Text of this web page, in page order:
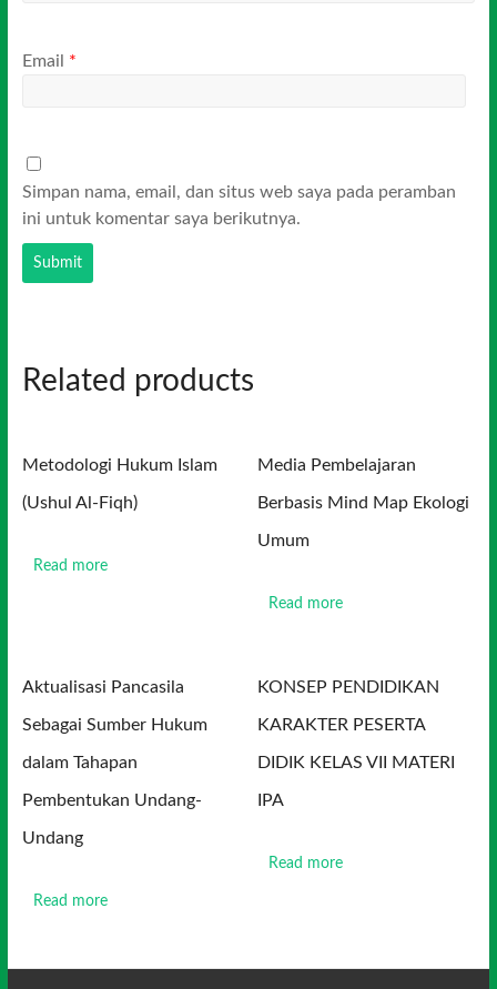
Email *
Simpan nama, email, dan situs web saya pada peramban
ini untuk komentar saya berikutnya.
Related products
Metodologi Hukum Islam
(Ushul Al-Fiqh)
Read more
Media Pembelajaran
Berbasis Mind Map Ekologi
Umum
Read more
Aktualisasi Pancasila
Sebagai Sumber Hukum
dalam Tahapan
Pembentukan Undang-
Undang
Read more
KONSEP PENDIDIKAN
KARAKTER PESERTA
DIDIK KELAS VII MATERI
IPA
Read more